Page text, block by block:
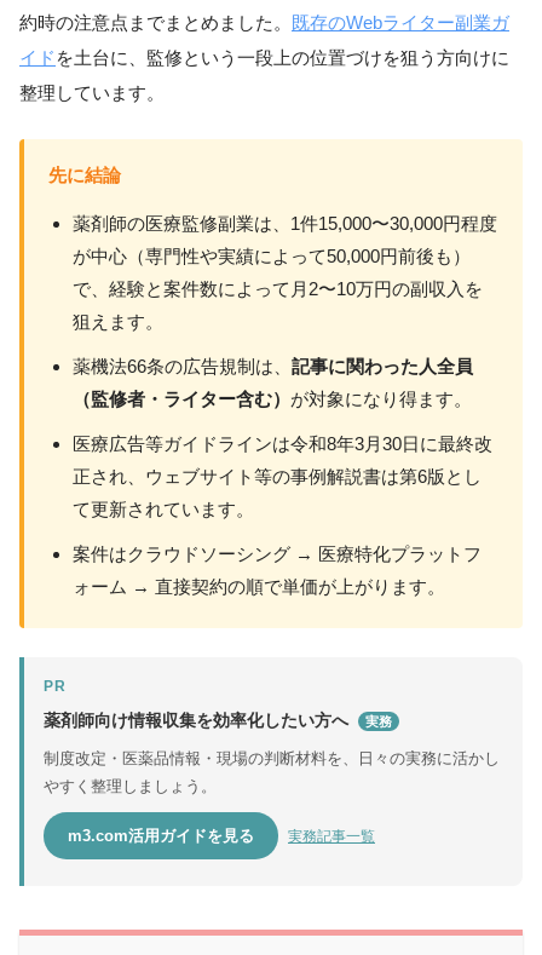
約時の注意点までまとめました。 既存のWebライター副業ガ
イド を土台に、監修という一段上の位置づけを狙う方向けに
整理しています。
先に結論
薬剤師の医療監修副業は、1件15,000〜30,000円程度
が中心（専門性や実績によって50,000円前後も）
で、経験と案件数によって月2〜10万円の副収入を
狙えます。
薬機法66条の広告規制は、 記事に関わった人全員
（監修者・ライター含む） が対象になり得ます。
医療広告等ガイドラインは令和8年3月30日に最終改
正され、ウェブサイト等の事例解説書は第6版とし
て更新されています。
案件はクラウドソーシング → 医療特化プラットフ
ォーム → 直接契約の順で単価が上がります。
PR
薬剤師向け情報収集を効率化したい方へ 実務
制度改定・医薬品情報・現場の判断材料を、日々の実務に活かし
やすく整理しましょう。
m3.com活用ガイドを見る 実務記事一覧